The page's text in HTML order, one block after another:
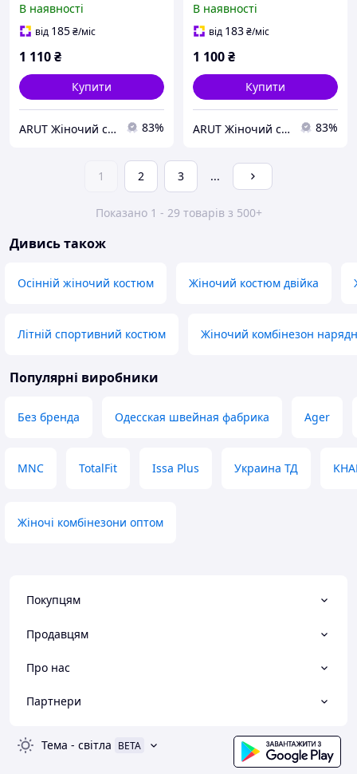
В наявності
від 185₴/міс
1 110₴
Купити
ARUT Жіночий стильний одяг від українського виробника 83%
40/42
В наявності
від 183₴/міс
1 100₴
Купити
ARUT Жіночий стильний одяг від українського виробника 83%
1 2 3 ...
Показано 1 - 29 товарів з 500+
Дивись також
Осінній жіночий костюм Жіночий костюм двійка
Літній спортивний костюм Жіночий комбінезон
Популярні виробники
Без бренда Одесская швейная фабрика Ager
MNC TotalFit Issa Plus Украина ТД
Жіночі комбінезони оптом
Покупцям
Продавцям
Про нас
Партнери
Тема - світла BETA